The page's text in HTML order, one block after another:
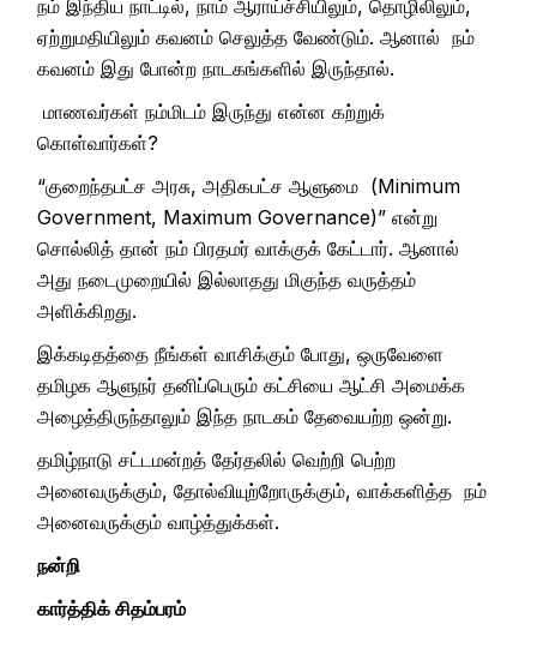
நம் இந்திய நாட்டில், நாம் ஆராய்ச்சியிலும், தொழிலிலும்,
ஏற்றுமதியிலும் கவனம் செலுத்த வேண்டும். ஆனால் நம்
கவனம் இது போன்ற நாடகங்களில் இருந்தால்.
மாணவர்கள் நம்மிடம் இருந்து என்ன கற்றுக்
கொள்வார்கள்?
“குறைந்தபட்ச அரசு, அதிகபட்ச ஆளுமை (Minimum
Government, Maximum Governance)” என்று
சொல்லித் தான் நம் பிரதமர் வாக்குக் கேட்டார். ஆனால்
அது நடைமுறையில் இல்லாதது மிகுந்த வருத்தம்
அளிக்கிறது.
இக்கடிதத்தை நீங்கள் வாசிக்கும் போது, ஒருவேளை
தமிழக ஆளுநர் தனிப்பெரும் கட்சியை ஆட்சி அமைக்க
அழைத்திருந்தாலும் இந்த நாடகம் தேவையற்ற ஒன்று.
தமிழ்நாடு சட்டமன்றத் தேர்தலில் வெற்றி பெற்ற
அனைவருக்கும், தோல்வியுற்றோருக்கும், வாக்களித்த நம்
அனைவருக்கும் வாழ்த்துக்கள்.
நன்றி
கார்த்திக் சிதம்பரம்